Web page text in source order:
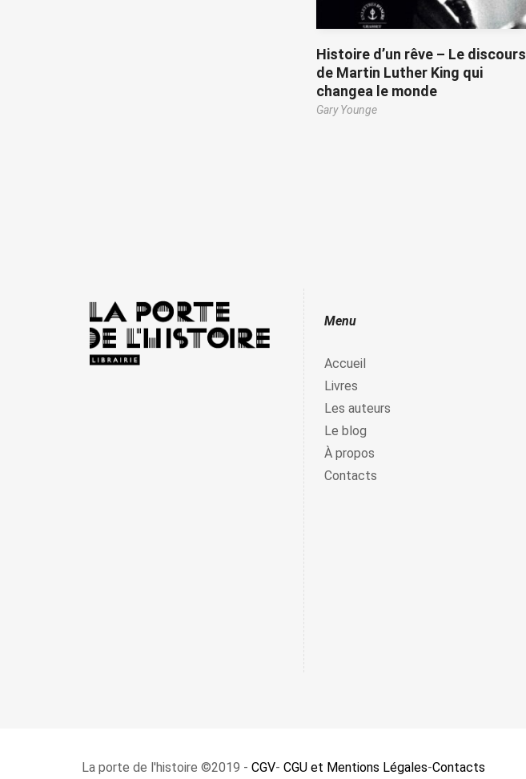
Histoire d’un rêve – Le discours
de Martin Luther King qui
changea le monde
Gary Younge
Menu
Accueil
Livres
Les auteurs
Le blog
À propos
Contacts
La porte de l'histoire ©2019 - CGV- CGU et Mentions Légales-Contacts